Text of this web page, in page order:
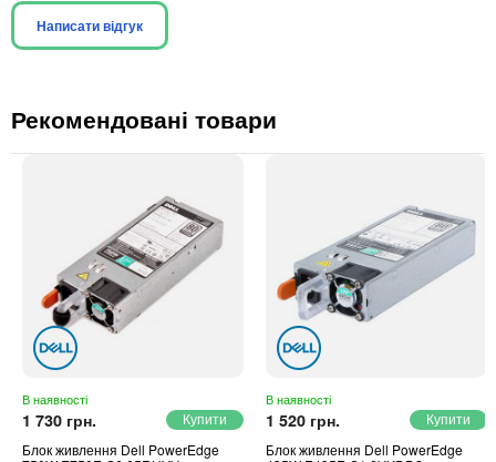
Написати відгук
Рекомендовані товари
В наявності
1 730 грн.
Блок живлення Dell PowerEdge
В наявності
1 520 грн.
Блок живлення Dell PowerEdge